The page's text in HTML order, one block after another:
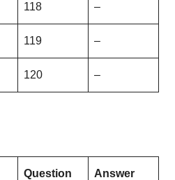
118 –
119 –
120 –
Question
Answer